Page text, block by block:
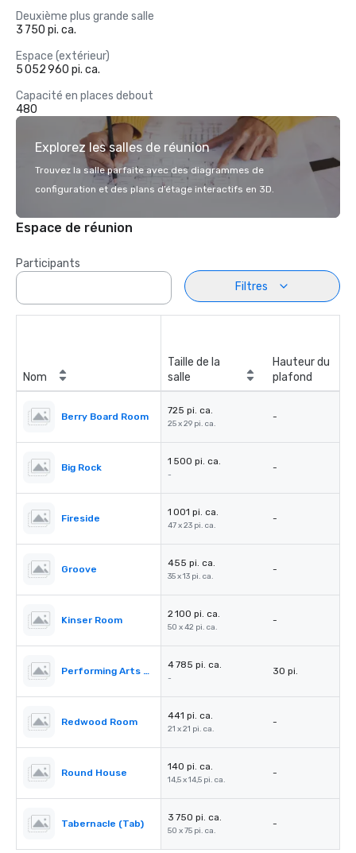
Deuxième plus grande salle
3 750 pi. ca.
Espace (extérieur)
5 052 960 pi. ca.
Capacité en places debout
480
Explorez les salles de réunion
Trouvez la salle parfaite avec des diagrammes de
configuration et des plans d’étage interactifs en 3D.
Espace de réunion
Participants
Filtres
Nom
Taille de la
salle
Hauteur du
plafond
Berry Board Room
725 pi. ca.
25 x 29 pi. ca.
-
Big Rock
1 500 pi. ca.
-
-
Fireside
1 001 pi. ca.
47 x 23 pi. ca.
-
Groove
455 pi. ca.
35 x 13 pi. ca.
-
Kinser Room
2 100 pi. ca.
50 x 42 pi. ca.
-
Performing Arts Center (PAC)
4 785 pi. ca.
-
30 pi.
Redwood Room
441 pi. ca.
21 x 21 pi. ca.
-
Round House
140 pi. ca.
14,5 x 14,5 pi. ca.
-
Tabernacle (Tab)
3 750 pi. ca.
50 x 75 pi. ca.
-